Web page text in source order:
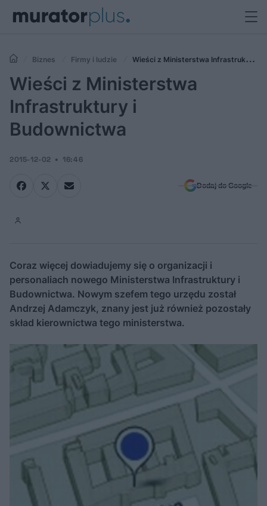
Biznes Firmy i ludzie
Wieści z Ministerstwa Infrastruktury i
Budownictwa
Wieści z Ministerstwa
Infrastruktury i
Budownictwa
2015-12-02 16:46
Dodaj do Google
Coraz więcej dowiadujemy się o organizacji i
personaliach nowego Ministerstwa Infrastruktury i
Budownictwa. Nowym szefem tego urzędu został
Andrzej Adamczyk, znany jest już również pozostały
skład kierownictwa tego ministerstwa.